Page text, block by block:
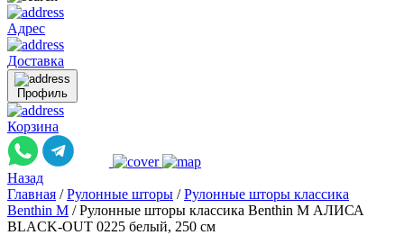
Адрес
Доставка
Профиль
Корзина
Назад
Главная / Рулонные шторы / Рулонные шторы классика
Benthin M / Рулонные шторы классика Benthin M АЛИСА
BLACK-OUT 0225 белый, 250 см